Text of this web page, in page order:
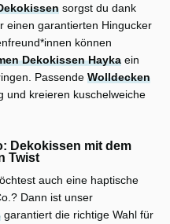
sorgst du dank
einen garantierten Hingucker
können
Dekokissen Hayka ein
Passende Wolldecken
und kreieren kuschelweiche
Dekokissen mit dem
Twist
auch eine haptische
Dann ist unser
garantiert die richtige Wahl für